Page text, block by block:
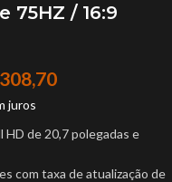
75HZ / 16:9
308,70
juros
HD de 20,7 polegadas e
com taxa de atualização de